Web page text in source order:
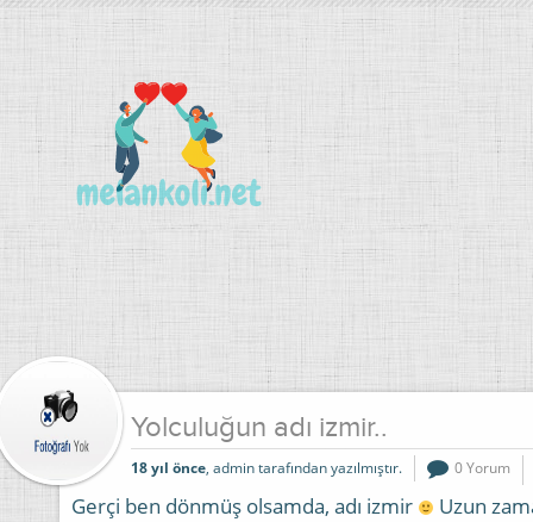
Yolculuğun adı izmir..
18 yıl önce, admin tarafından yazılmıştır. 0 Yorum
Gerçi ben dönmüş olsamda, adı izmir
Uzun